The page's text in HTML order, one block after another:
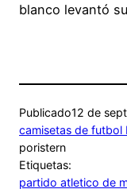
blanco levantó
Publicado12 de
camisetas de futbol
poristern
Etiquetas:
partido atletico de